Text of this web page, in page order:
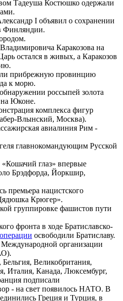
Тадеуша Костюшко одержали
I объявил о сохранении
Финляндии.
Каракозова на
остался в живых, а Каракозов
прибрежную провинцию
к морю.
россыпей золота
на Юконе.
комплекса фигур
Влынский, Москва).
авиалиния Рим -
главнокомандующим Русской
глаз» впервые
Брэдфорда, Йоркшир,
премьера нацистского
Крюгер».
группировке фашистов пути
фронта в ходе Братиславско-
освободили Братиславу.
Международной организации
Великобритания,
Италия, Канада, Люксембург,
подписали
- на свет появилось НАТО. В
Греция и Турция, в